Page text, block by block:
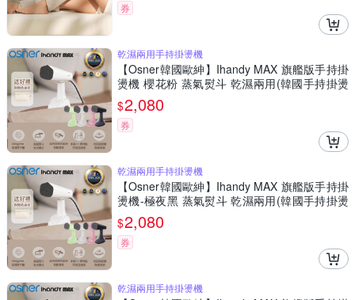
券
乾濕兩用手持掛燙機
【Osner韓國歐紳】Ihandy MAX 旗艦版手持掛
燙機 櫻花粉 蒸氣熨斗 乾濕兩用(韓國手持掛燙
機銷售冠軍) 生日禮物首選
$2,080
券
乾濕兩用手持掛燙機
【Osner韓國歐紳】Ihandy MAX 旗艦版手持掛
燙機-極夜黑 蒸氣熨斗 乾濕兩用(韓國手持掛燙
機銷售冠軍) 生日禮物首選
$2,080
券
乾濕兩用手持掛燙機